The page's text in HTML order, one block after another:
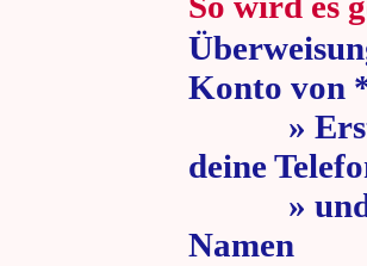
Konto von
» Erste
deine
» und
Namen